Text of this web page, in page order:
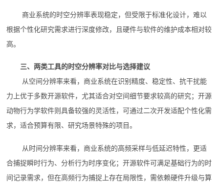
商业系统的时空分辨率表现稳定，但受限于标准化设计，难以
根据个性化研究需求进行深度修改，且硬件与软件的维护成本相对较
高。
三、两类工具的时空分辨率对比与选择建议
从空间分辨率来看，商业系统在识别精度、稳定性、抗干扰能
力上优于多数开源软件，尤其适合对空间细节要求较高的研究；开源
动物行为学软件则具备较强的灵活性，可通过二次开发适配个性化需
求，适合预算有限、研究场景特殊的项目。
从时间分辨率来看，商业系统的高频采样与低延迟特性，更适
合捕捉瞬时行为、分析行为时序变化；开源软件可满足基础行为的时
间记录需求，但在高频行为捕捉上存在局限性，需依赖硬件升级与算